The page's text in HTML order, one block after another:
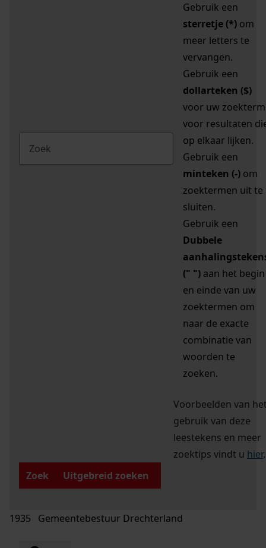
Gebruik een
sterretje (*) om
meer letters te
vervangen.
Gebruik een
dollarteken ($)
voor uw zoekterm
voor resultaten
op elkaar lijken.
Gebruik een
minteken (-) om
zoektermen uit te
sluiten.
Gebruik een
Dubbele
(" ") aan het begin
en einde van uw
zoektermen om
naar de exacte
combinatie van
woorden te
zoeken.
Voorbeelden van
gebruik van deze
leestekens en meer
zoektips vindt u hier.
Zoek
Uitgebreid zoeken
1935 Gemeentebestuur Drechterland